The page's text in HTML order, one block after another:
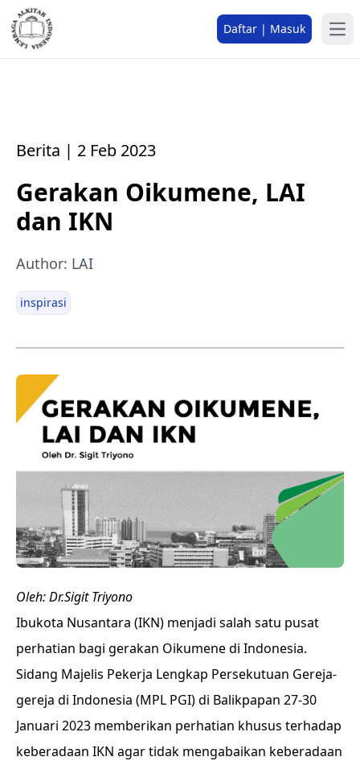
Daftar | Masuk
Berita | 2 Feb 2023
Gerakan Oikumene, LAI
dan IKN
Author: LAI
inspirasi
Oleh: Dr.Sigit Triyono
Ibukota Nusantara (IKN) menjadi salah satu pusat
perhatian bagi gerakan Oikumene di Indonesia.
Sidang Majelis Pekerja Lengkap Persekutuan Gereja-
gereja di Indonesia (MPL PGI) di Balikpapan 27-30
Januari 2023 memberikan perhatian khusus terhadap
keberadaan IKN agar tidak mengabaikan keberadaan